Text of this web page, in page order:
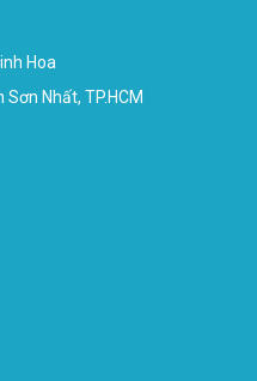
Hoa
Sơn Nhất, TP.HCM